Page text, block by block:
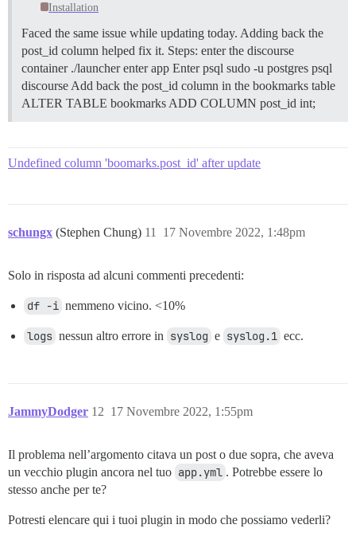
Installation
Faced the same issue while updating today. Adding back the
post_id column helped fix it. Steps: enter the discourse
container ./launcher enter app Enter psql sudo -u postgres psql
discourse Add back the post_id column in the bookmarks table
ALTER TABLE bookmarks ADD COLUMN post_id int;
Undefined column 'boomarks.post_id' after update
schungx (Stephen Chung) 17 Novembre 2022, 1:48pm
11
Solo in risposta ad alcuni commenti precedenti:
df -i nemmeno vicino. <10%
logs nessun altro errore in syslog e syslog.1 ecc.
JammyDodger 17 Novembre 2022, 1:55pm
12
Il problema nell’argomento citava un post o due sopra, che aveva
un vecchio plugin ancora nel tuo app.yml . Potrebbe essere lo
stesso anche per te?
Potresti elencare qui i tuoi plugin in modo che possiamo vederli?